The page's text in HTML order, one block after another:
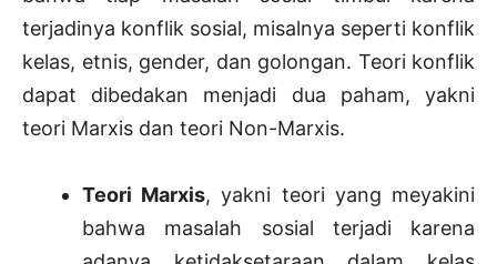
terjadinya konflik sosial, misalnya seperti konflik
kelas, etnis, gender, dan golongan. Teori konflik
dapat dibedakan menjadi dua paham, yakni
teori Marxis dan teori Non-Marxis.
Teori Marxis, yakni teori yang meyakini
bahwa masalah sosial terjadi karena